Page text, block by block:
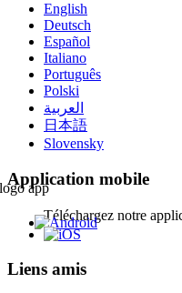
English
Deutsch
Español
Italiano
Português
Polski
العربية
日本語
Slovensky
Application mobile
Téléchargez notre
Liens amis